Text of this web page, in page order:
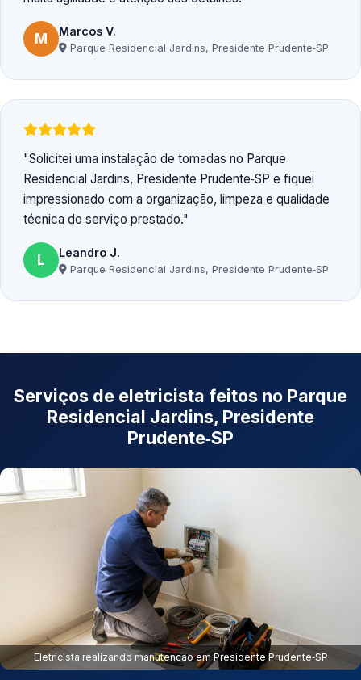
M Marcos V.
Parque Residencial Jardins, Presidente Prudente‑SP
Solicitei uma instalação de tomadas no Parque
Residencial Jardins, Presidente Prudente‑SP e fiquei
impressionado com a organização, limpeza e qualidade
técnica do serviço prestado.
L Leandro J.
Parque Residencial Jardins, Presidente Prudente‑SP
Serviços de eletricista feitos no Parque
Residencial Jardins, Presidente
Prudente‑SP
Eletricista realizando manutencao em Presidente Prudente‑SP